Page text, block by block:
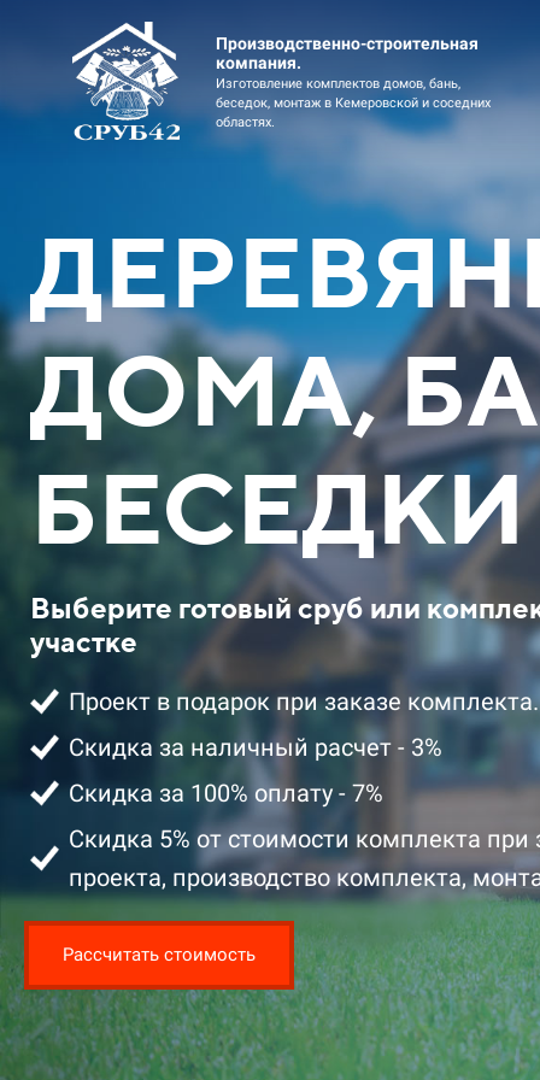
Производственно-строительная
компания.
Изготовление комплектов домов, бань,
беседок, монтаж в Кемеровской и соседних
областях.
ДОМА,
БЕСЕДКИ
Выберите готовый сруб или
участке
Проект в подарок при заказе комплекта.
Скидка за наличный расчет - 3%
Скидка за 100% оплату - 7%
Скидка 5% от стоимости комплекта
проекта, производство комплекта,
Рассчитать стоимость
Дом
2 401 100 ₽
Подробнее